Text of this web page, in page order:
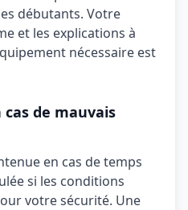
débutants. Votre
et les explications à
nécessaire est
cas de mauvais
en cas de temps
si les conditions
votre sécurité. Une